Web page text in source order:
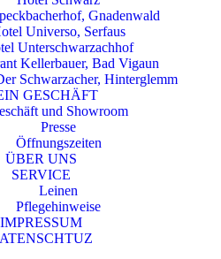
Gnadenwald
Universo, Serfaus
Unterschwarzachhof
Kellerbauer, Bad Vigaun
Schwarzacher, Hinterglemm
GESCHÄFT
und Showroom
Presse
Öffnungszeiten
ÜBER UNS
SERVICE
Leinen
Pflegehinweise
IMPRESSUM